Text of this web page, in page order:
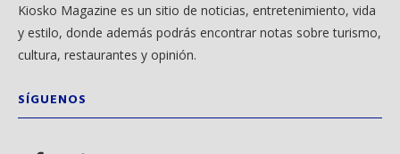
Kiosko Magazine es un sitio de noticias, entretenimiento, vida
y estilo, donde además podrás encontrar notas sobre turismo,
cultura, restaurantes y opinión.
SÍGUENOS